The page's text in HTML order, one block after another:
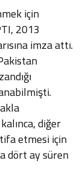
için
2013
imza attı.
diğer
etmesi için
dört ay süren